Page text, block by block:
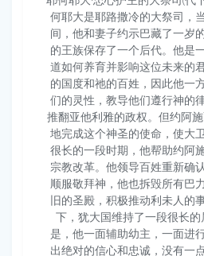
何耶大是耶路撒冷的大祭司，
间，他和妻子约示巴藏了一岁
的王族保存了一个后代。他是
道如何养育并影响这位未来的
的国度和祂的百姓，因此他一
们的灵性，教导他们遵行神的
推翻亚他利雅的政权。但约阿
地完成这个神圣的使命，使大
很长的一段时期，他帮助约阿
宗教改革。他领导百姓重新确
顺服敬拜神，他也拆毁所有巴
旧的圣殿，积极推动利未人的
下，犹大国维持了一段很长
是，他一面辅助幼主，一面进
出绝对的信心和忠诚，没有一